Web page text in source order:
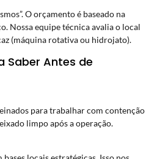
O orçamento é baseado na
Nossa equipe técnica avalia o local
(máquina rotativa ou hidrojato).
Saber Antes de
para trabalhar com contenção
limpo após a operação.